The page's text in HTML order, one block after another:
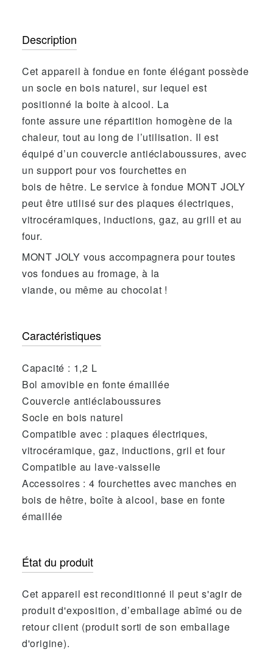
Description
Cet appareil à fondue en fonte élégant possède
un socle en bois naturel, sur lequel est
positionné la boite à alcool. La
fonte assure une répartition homogène de la
chaleur, tout au long de l’utilisation. Il est
équipé d’un couvercle antiéclaboussures, avec
un support pour vos fourchettes en
bois de hêtre. Le service à fondue MONT JOLY
peut être utilisé sur des plaques électriques,
vitrocéramiques, inductions, gaz, au grill et au
four.
MONT JOLY vous accompagnera pour toutes
vos fondues au fromage, à la
viande, ou même au chocolat !
Caractéristiques
Capacité : 1,2 L
Bol amovible en fonte émaillée
Couvercle antiéclaboussures
Socle en bois naturel
Compatible avec : plaques électriques,
vitrocéramique, gaz, inductions, gril et four
Compatible au lave-vaisselle
Accessoires : 4 fourchettes avec manches en
bois de hêtre, boîte à alcool, base en fonte
émaillée
État du produit
Cet appareil est reconditionné il peut s'agir de
produit d'exposition, d’emballage abîmé ou de
retour client (produit sorti de son emballage
d'origine).